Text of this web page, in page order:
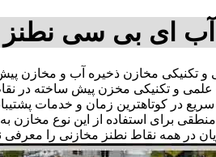
ای بی سی نطنز
مخازن ذخیره آب و مخازن
و تکنیکی مخزن پیش ساخته در
سریع در کوتاهترین زمان و خدمات
استفاده از این نوع مخازن به